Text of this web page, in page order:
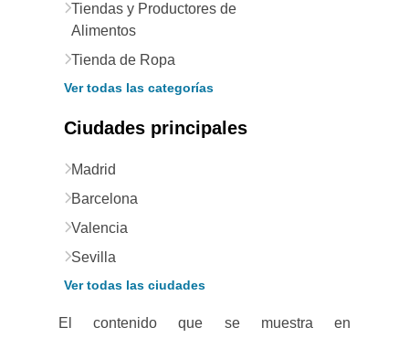
Tiendas y Productores de
Alimentos
Tienda de Ropa
Ver todas las categorías
Ciudades principales
Madrid
Barcelona
Valencia
Sevilla
Ver todas las ciudades
El contenido que se muestra en